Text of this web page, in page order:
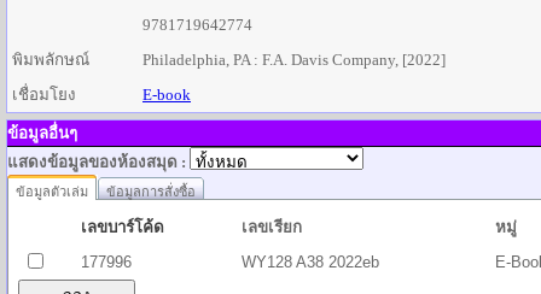
9781719642774
พิมพลักษณ์
Philadelphia, PA : F.A. Davis Company, [2022]
เชื่อมโยง
E-book
ข้อมูลอื่นๆ
แสดงข้อมูลของห้องสมุด :
ข้อมูลตัวเล่ม ข้อมูลการสั่งซื้อ
เลขบาร์โค้ด เลขเรียก
หมู่
177996
WY128 A38 2022eb E-